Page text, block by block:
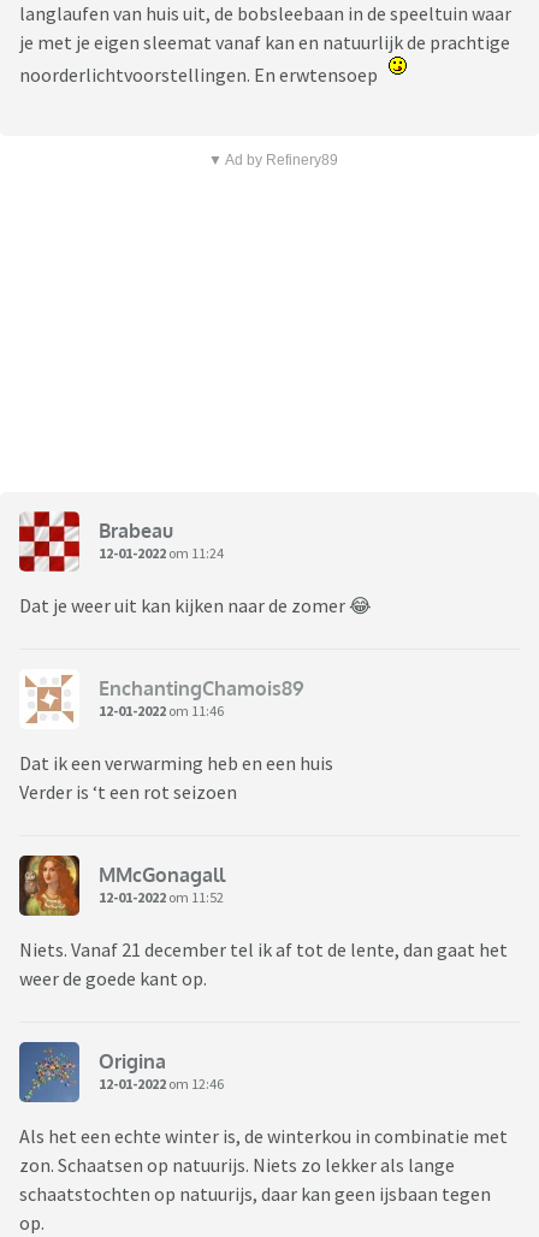
langlaufen van huis uit, de bobsleebaan in de speeltuin waar
je met je eigen sleemat vanaf kan en natuurlijk de prachtige
noorderlichtvoorstellingen. En erwtensoep
▼ Ad by Refinery89
Brabeau
12-01-2022 om 11:24
Dat je weer uit kan kijken naar de zomer 😂
EnchantingChamois89
12-01-2022 om 11:46
Dat ik een verwarming heb en een huis
Verder is ‘t een rot seizoen
MMcGonagall
12-01-2022 om 11:52
Niets. Vanaf 21 december tel ik af tot de lente, dan gaat het
weer de goede kant op.
Origina
12-01-2022 om 12:46
Als het een echte winter is, de winterkou in combinatie met
zon. Schaatsen op natuurijs. Niets zo lekker als lange
schaatstochten op natuurijs, daar kan geen ijsbaan tegen
op.